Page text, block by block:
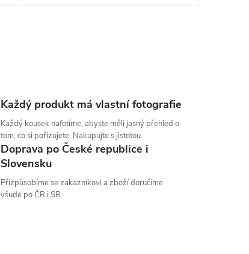
Každý produkt má vlastní fotografie
Každý kousek nafotíme, abyste měli jasný přehled o
tom, co si pořizujete. Nakupujte s jistotou.
Doprava po České republice i
Slovensku
Přizpůsobíme se zákazníkovi a zboží doručíme
všude po ČR i SR.